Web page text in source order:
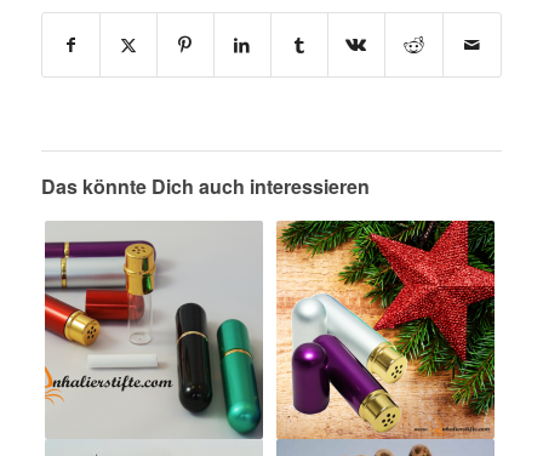
Das könnte Dich auch interessieren